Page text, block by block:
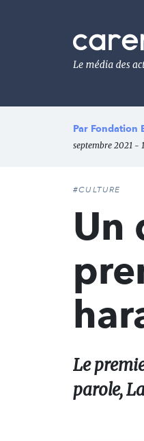
Le
média
de
l'engagement
Par Fondation
septembre 2021 -
#CULTURE
Un
Le
parole,